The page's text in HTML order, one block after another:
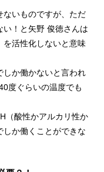
ないものですが、ただ
い！と矢野 俊徳さんは
を活性化しないと意味
しか働かないと言われ
度ぐらいの温度でも
（酸性かアルカリ性か
しか働くことができな